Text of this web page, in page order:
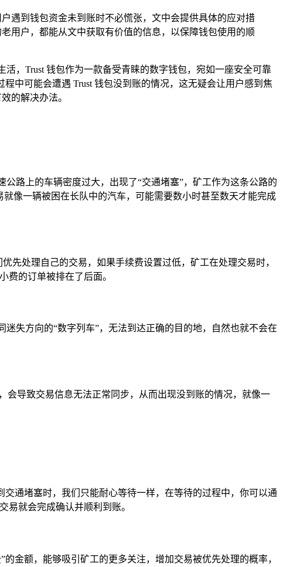
遇到钱包资金未到账时不必慌张，文中会提供具体的应对措
用户，都能从文中获取有价值的信息，以保障钱包使用的顺
，Trust 钱包作为一款备受青睐的数字钱包，宛如一座安全可靠
中可能会遭遇 Trust 钱包没到账的情况，这无疑会让用户感到焦
的解决办法。
路上的车辆密度过大，出现了“交通堵塞”，矿工作为这条公路的
像一辆被困在长队中的汽车，可能需要数小时甚至数天才能完成
先处理自己的交易，如果手续费设置过低，矿工在处理交易时，
费的订单被排在了后面。
失方向的“数字列车”，无法到达正确的目的地，自然也就不会在
会导致交易信息无法正常同步，从而出现没到账的情况，就像一
通堵塞时，我们只能耐心等待一样，在等待的过程中，你可以通
易就会完成确认并顺利到账。
金额，能够吸引矿工的更多关注，增加交易被优先处理的概率，